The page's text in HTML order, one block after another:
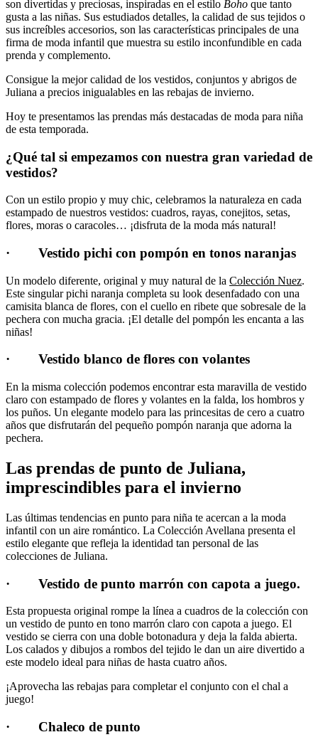
son divertidas y preciosas, inspiradas en el estilo Boho que tanto
gusta a las niñas. Sus estudiados detalles, la calidad de sus tejidos o
sus increíbles accesorios, son las características principales de una
firma de moda infantil que muestra su estilo inconfundible en cada
prenda y complemento.
Consigue la mejor calidad de los vestidos, conjuntos y abrigos de
Juliana a precios inigualables en las rebajas de invierno.
Hoy te presentamos las prendas más destacadas de moda para niña
de esta temporada.
¿Qué tal si empezamos con nuestra gran variedad de
vestidos?
Con un estilo propio y muy chic, celebramos la naturaleza en cada
estampado de nuestros vestidos: cuadros, rayas, conejitos, setas,
flores, moras o caracoles… ¡disfruta de la moda más natural!
· Vestido pichi con pompón en tonos naranjas
Un modelo diferente, original y muy natural de la Colección Nuez.
Este singular pichi naranja completa su look desenfadado con una
camisita blanca de flores, con el cuello en ribete que sobresale de la
pechera con mucha gracia. ¡El detalle del pompón les encanta a las
niñas!
· Vestido blanco de flores con volantes
En la misma colección podemos encontrar esta maravilla de vestido
claro con estampado de flores y volantes en la falda, los hombros y
los puños. Un elegante modelo para las princesitas de cero a cuatro
años que disfrutarán del pequeño pompón naranja que adorna la
pechera.
Las prendas de punto de Juliana,
imprescindibles para el invierno
Las últimas tendencias en punto para niña te acercan a la moda
infantil con un aire romántico. La Colección Avellana presenta el
estilo elegante que refleja la identidad tan personal de las
colecciones de Juliana.
· Vestido de punto marrón con capota a juego.
Esta propuesta original rompe la línea a cuadros de la colección con
un vestido de punto en tono marrón claro con capota a juego. El
vestido se cierra con una doble botonadura y deja la falda abierta.
Los calados y dibujos a rombos del tejido le dan un aire divertido a
este modelo ideal para niñas de hasta cuatro años.
¡Aprovecha las rebajas para completar el conjunto con el chal a
juego!
· Chaleco de punto